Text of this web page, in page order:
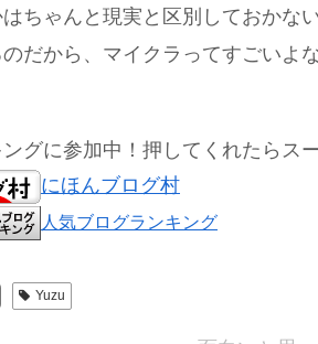
はちゃんと現実と区別しておかな
だから、マイクラってすごいよ
ングに参加中！押してくれたらス
にほんブログ村
人気ブログランキング
Yuzu